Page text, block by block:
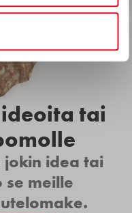
tai
jokin idea tai
meille